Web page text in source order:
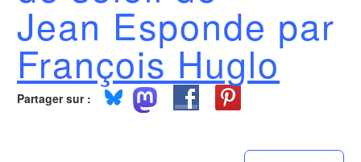
Jean Esponde par
François Huglo
Partager sur :